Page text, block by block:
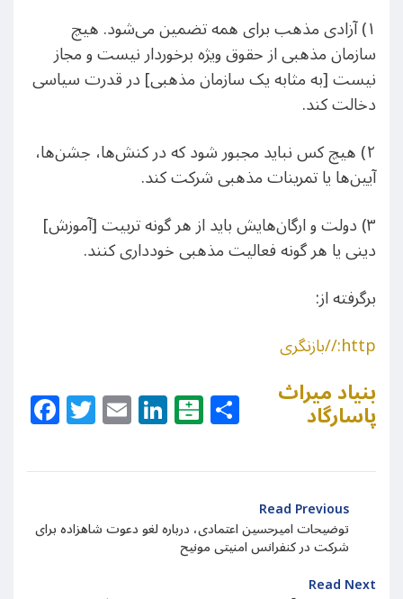
۱) آزادی مذهب برای همه تضمین می‌شود. هیچ
سازمان مذهبی از حقوق ویژه برخوردار نیست و مجاز
نیست [به مثابه یک سازمان مذهبی] در قدرت سیاسی
دخالت کند.
۲) هیچ کس نباید مجبور شود که در کنش‌ها، جشن‌ها،
آیین‌ها یا تمرینات مذهبی شرکت کند.
۳) دولت و ارگان‌هایش باید از هر گونه تربیت [آموزش]
دینی یا هر گونه فعالیت مذهبی خودداری کنند.
برگرفته از:‌
http://بازنگری
Facebook
Twitter
EmailLinkedIn
Balatarin
Share
بنیاد میراث
پاسارگاد
Read Previous
توضیحات امیرحسین اعتمادی، درباره لغو دعوت شاهزاده برای
شرکت در کنفرانس امنیتی مونیح
Read Next